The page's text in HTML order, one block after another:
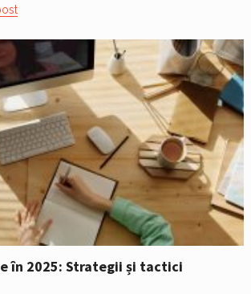
în 2025: Strategii și tactici